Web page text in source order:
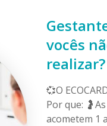
vocês
realizar?
💞O
Por que:
acometem 1